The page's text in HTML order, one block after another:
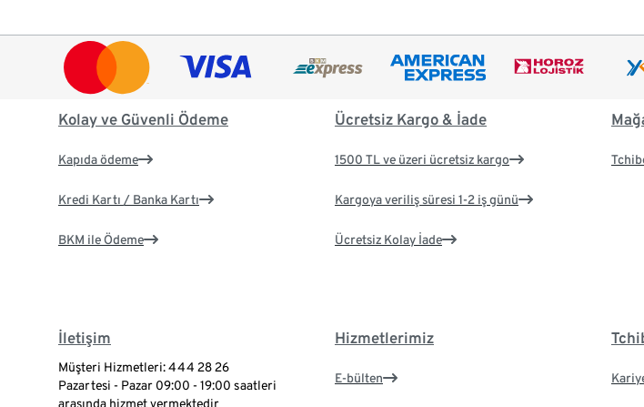
Kolay ve Güvenli Ödeme
Kapıda ödeme
Kredi Kartı / Banka Kartı
BKM ile Ödeme
Ücretsiz Kargo & İade
1500 TL ve üzeri ücretsiz kargo
Kargoya veriliş süresi 1-2 iş günü
Ücretsiz Kolay İade
İletişim
Müşteri Hizmetleri: 444 28 26
Pazartesi - Pazar 09:00 - 19:00 saatleri
arasında hizmet vermektedir
Hizmetlerimiz
E-bülten